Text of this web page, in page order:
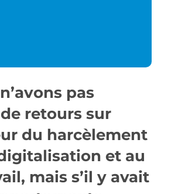
pas
retours sur
du harcèlement
et au
mais s’il y avait